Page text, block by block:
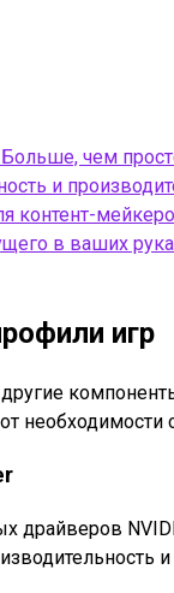
чем
и
контент-
в ваших
игр
другие
необходимости
драйверов